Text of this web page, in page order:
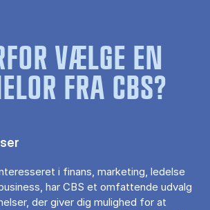
VÆLGE EN
FRA CBS?
i finans, marketing, ledelse
har CBS et omfattende udvalg
der giver dig mulighed for at